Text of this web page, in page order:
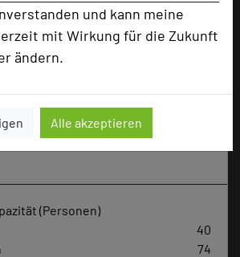
und kann meine
mit Wirkung für die Zukunft
ändern.
Alle akzeptieren
(Personen)
40
74